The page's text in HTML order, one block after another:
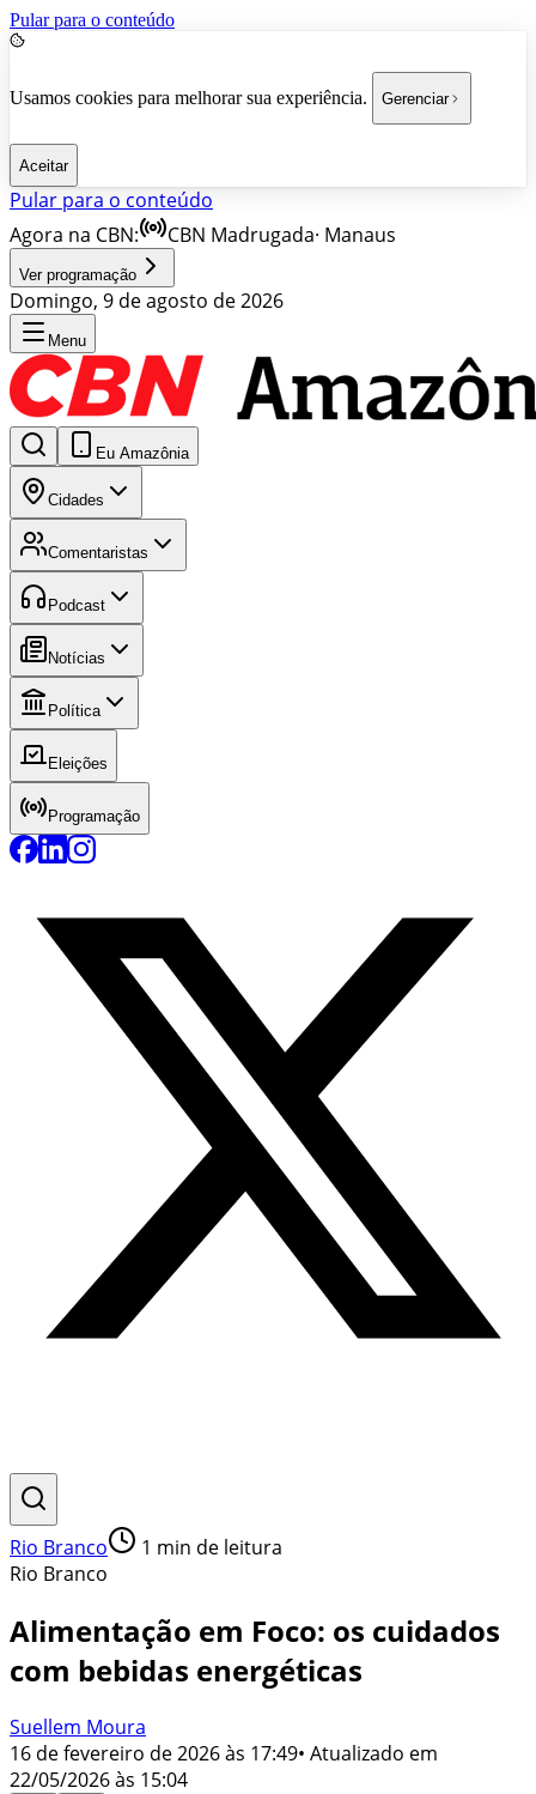
Pular para o conteúdo
Usamos cookies para melhorar sua experiência. Gerenciar
Aceitar
Pular para o conteúdo
Agora na CBN:
CBN Madrugada· Manaus
Ver programação
Domingo, 9 de agosto de 2026
Menu
Eu Amazônia
Cidades
Comentaristas
Podcast
Notícias
Política
Eleições
Programação
Rio Branco 1 min de leitura
Rio Branco
Alimentação em Foco: os cuidados
com bebidas energéticas
Suellem Moura
16 de fevereiro de 2026 às 17:49• Atualizado em
22/05/2026 às 15:04